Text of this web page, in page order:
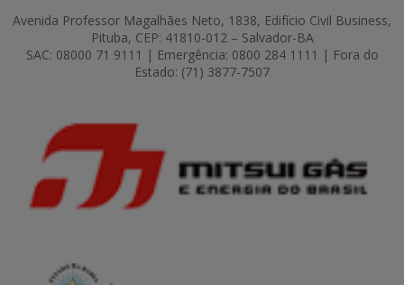
DISPONIBILIZADO
EM CONTATO
COM A BAHIAGÁS.
- NOME
- DADOS DE
NASCIMENTO
- E-MAIL
Dados
pessoais de
cliente.
Avenida Professor Magalhães Neto, 1838, Edifício Civil Business,
Pituba, CEP: 41810-012 – Salvador-BA
SAC: 08000 71 9111 | Emergência: 0800 284 1111 | Fora do
Estado: (71) 3877-7507